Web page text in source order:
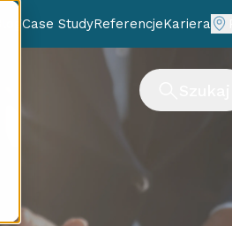
BlogCase StudyReferencjeKariera